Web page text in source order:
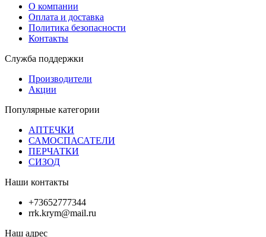
О компании
Оплата и доставка
Политика безопасности
Контакты
Служба поддержки
Производители
Акции
Популярные категории
АПТЕЧКИ
САМОСПАСАТЕЛИ
ПЕРЧАТКИ
СИЗОД
Наши контакты
+73652777344
rrk.krym@mail.ru
Наш адрес